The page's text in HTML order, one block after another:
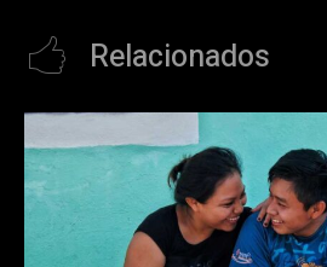
Relacionados